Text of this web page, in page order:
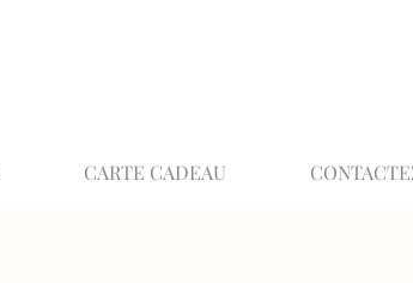
CARTE CADEAU